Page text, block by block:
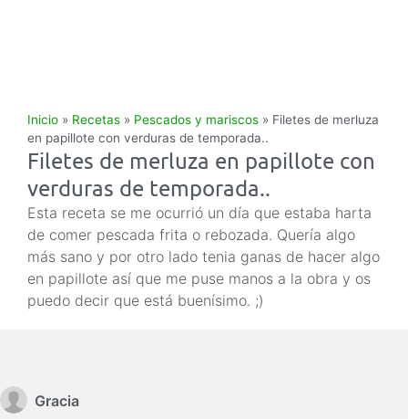
Inicio » Recetas » Pescados y mariscos » Filetes de merluza
en papillote con verduras de temporada..
Filetes de merluza en papillote con
verduras de temporada..
Esta receta se me ocurrió un día que estaba harta
de comer pescada frita o rebozada. Quería algo
más sano y por otro lado tenia ganas de hacer algo
en papillote así que me puse manos a la obra y os
puedo decir que está buenísimo. ;)
Gracia